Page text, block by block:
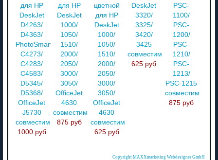
для HP
DeskJet
D4263/
D4363/
PhotoSmart
C4273/
C4283/
C4583/
D5345/
D5368/
OfficeJet
J5730
совместимый
1000 руб
для HP
DeskJet
1000/
1050/
1510/
2000/
2050/
3000/
3050/
OfficeJet
4630
совместимый
875 руб
цветной
для HP
DeskJet
1000/
1050/
1510/
2000/
2050/
3000/
3050/
OfficeJet
4630
совместимый
625 руб
DeskJet
3320/
3325/
3420/
3425
совместимый
625 руб
PSC-
1100/
PSC-
1200/
PSC-
1210/
PSC-
1213/
PSC-1215
совместимый
875 руб
Copyright MAXXmarketing Webdesigner GmbH